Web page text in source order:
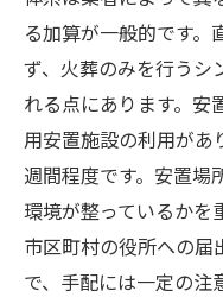
る加算が一般的です。
ず、火葬のみを行うシ
れる点にあります。安
用安置施設の利用があ
週間程度です。安置場
環境が整っているかを
市区町村の役所への
で、手配には一定の注